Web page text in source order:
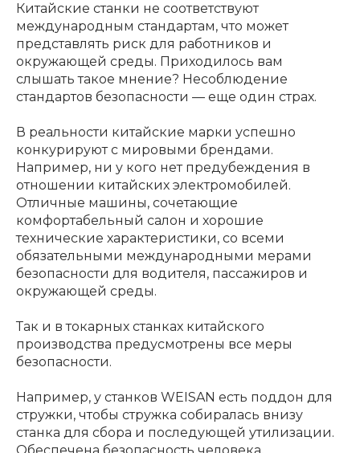
Китайские станки не соответствуют
международным стандартам, что может
представлять риск для работников и
окружающей среды. Приходилось вам
слышать такое мнение? Несоблюдение
стандартов безопасности — еще один страх.
В реальности китайские марки успешно
конкурируют с мировыми брендами.
Например, ни у кого нет предубеждения в
отношении китайских электромобилей.
Отличные машины, сочетающие
комфортабельный салон и хорошие
технические характеристики, со всеми
обязательными международными мерами
безопасности для водителя, пассажиров и
окружающей среды.
Так и в токарных станках китайского
производства предусмотрены все меры
безопасности.
Например, у станков WEISAN есть поддон для
стружки, чтобы стружка собиралась внизу
станка для сбора и последующей утилизации.